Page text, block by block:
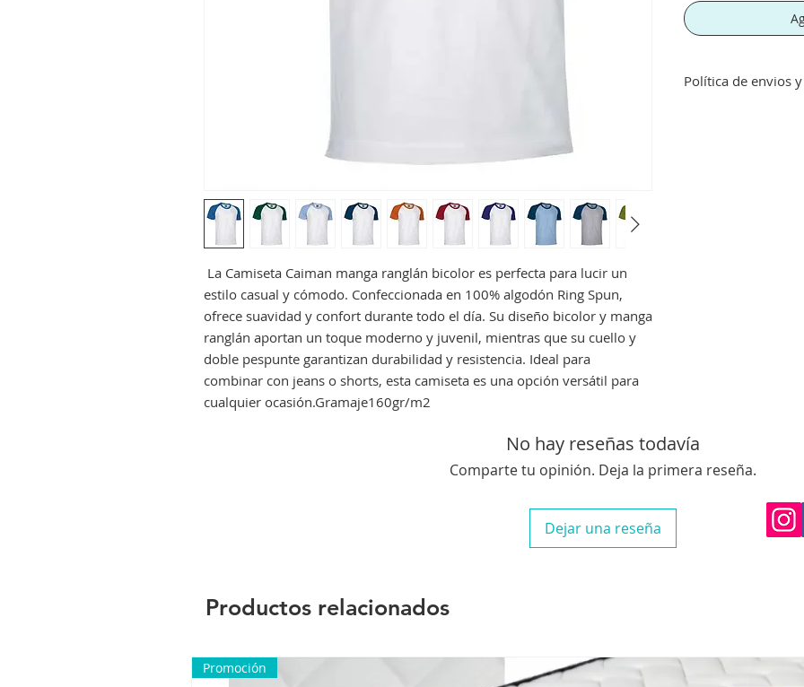
La Camiseta Caiman manga ranglán bicolor es perfecta para lucir un
estilo casual y cómodo. Confeccionada en 100% algodón Ring Spun,
ofrece suavidad y confort durante todo el día. Su diseño bicolor y manga
ranglán aportan un toque moderno y juvenil, mientras que su cuello y
doble pespunte garantizan durabilidad y resistencia. Ideal para
combinar con jeans o shorts, esta camiseta es una opción versátil para
cualquier ocasión.Gramaje160gr/m2
Política de envios
No hay reseñas todavía
Comparte tu opinión. Deja la primera reseña.
Dejar una reseña
Productos relacionados
Promoción